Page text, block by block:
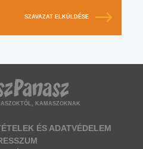
SZAVAZAT ELKÜLDÉSE
KAMASZOKNAK
ÉS ADATVÉDELEM